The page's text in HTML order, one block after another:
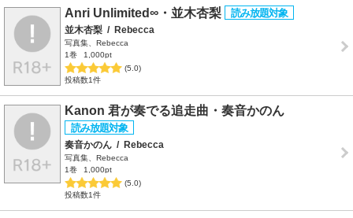
Anri Unlimited∞・並木杏梨
並木杏梨 / Rebecca
写真集、Rebecca
1巻
1,000pt
(5.0)
投稿数1件
Kanon 君が奏でる追走曲・奏音かのん
奏音かのん / Rebecca
写真集、Rebecca
1巻
1,000pt
(5.0)
投稿数1件